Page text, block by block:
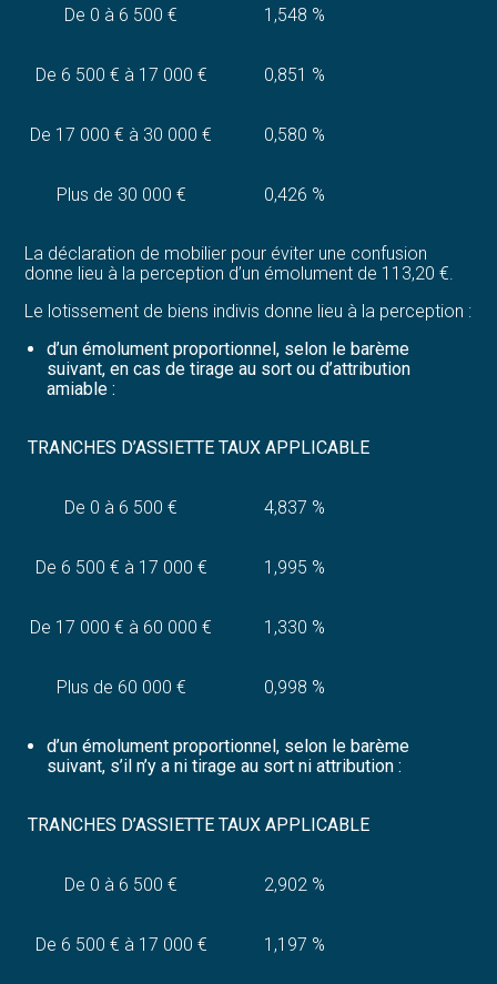
De 0 à 6 500 € 1,548 %
De 6 500 € à 17 000 € 0,851 %
De 17 000 € à 30 000 € 0,580 %
Plus de 30 000 € 0,426 %
La déclaration de mobilier pour éviter une confusion
donne lieu à la perception d’un émolument de 113,20 €.
Le lotissement de biens indivis donne lieu à la perception :
d’un émolument proportionnel, selon le barème
suivant, en cas de tirage au sort ou d’attribution
amiable :
TRANCHES D’ASSIETTE TAUX APPLICABLE
De 0 à 6 500 € 4,837 %
De 6 500 € à 17 000 € 1,995 %
De 17 000 € à 60 000 € 1,330 %
Plus de 60 000 € 0,998 %
d’un émolument proportionnel, selon le barème
suivant, s’il n’y a ni tirage au sort ni attribution :
TRANCHES D’ASSIETTE TAUX APPLICABLE
De 0 à 6 500 € 2,902 %
De 6 500 € à 17 000 € 1,197 %